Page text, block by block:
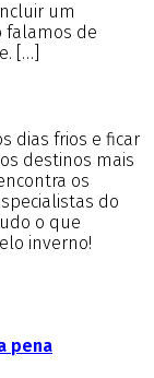
um
falamos de
[…]
dias frios e ficar
destinos mais
os
do
o que
inverno!
pena